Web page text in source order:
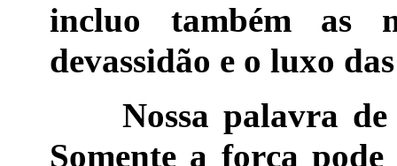
incluo também as
devassidão e o luxo
Nossa palavra de
Somente a força